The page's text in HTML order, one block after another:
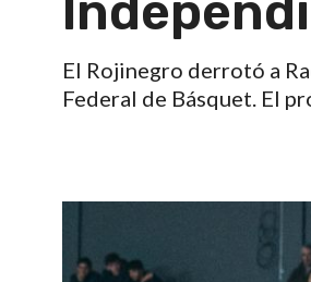
El Rojinegro derrotó a
Federal de Básquet. El